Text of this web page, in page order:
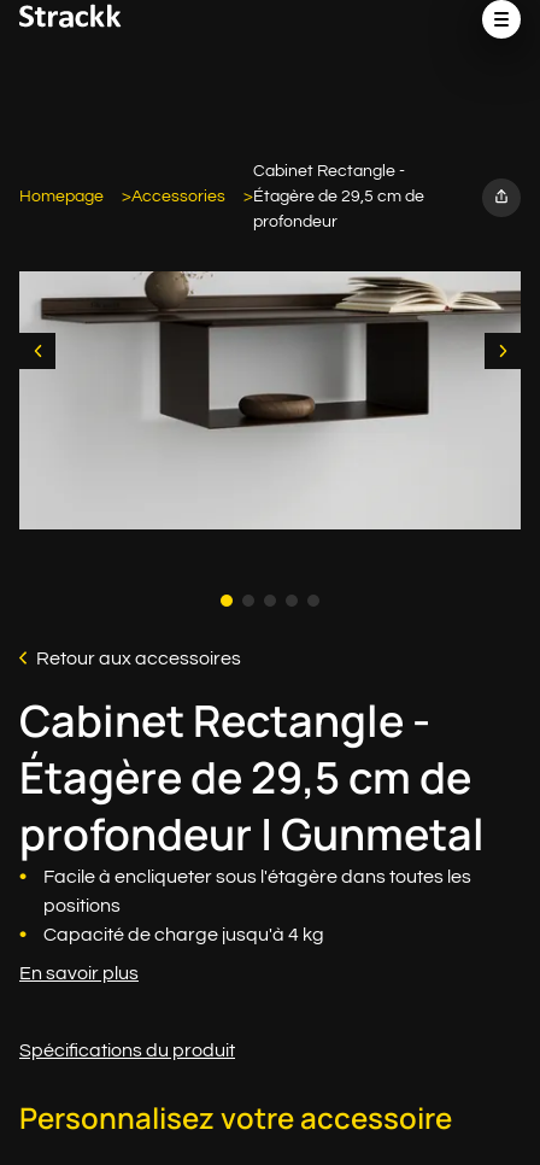
Homepage Accessories
Cabinet Rectangle -
Étagère de 29,5 cm de
profondeur
Retour aux accessoires
Cabinet Rectangle -
Étagère de 29,5 cm de
profondeur | Gunmetal
Facile à encliqueter sous l'étagère dans toutes les
positions
Capacité de charge jusqu'à 4 kg
En savoir plus
Spécifications du produit
Personnalisez votre accessoire